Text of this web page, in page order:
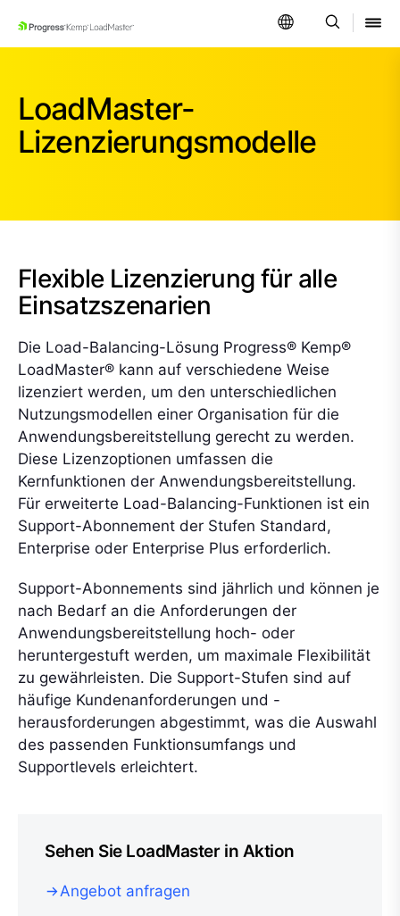
SKIP NAVIGATION
LoadMaster-
Lizenzierungsmodelle
Flexible Lizenzierung für alle
Einsatzszenarien
Die Load-Balancing-Lösung Progress® Kemp®
LoadMaster® kann auf verschiedene Weise
lizenziert werden, um den unterschiedlichen
Nutzungsmodellen einer Organisation für die
Anwendungsbereitstellung gerecht zu werden.
Diese Lizenzoptionen umfassen die
Kernfunktionen der Anwendungsbereitstellung.
Für erweiterte Load-Balancing-Funktionen ist ein
Support-Abonnement der Stufen Standard,
Enterprise oder Enterprise Plus erforderlich.
Support-Abonnements sind jährlich und können je
nach Bedarf an die Anforderungen der
Anwendungsbereitstellung hoch- oder
heruntergestuft werden, um maximale Flexibilität
zu gewährleisten. Die Support-Stufen sind auf
häufige Kundenanforderungen und -
herausforderungen abgestimmt, was die Auswahl
des passenden Funktionsumfangs und
Supportlevels erleichtert.
Sehen Sie LoadMaster in Aktion
Angebot anfragen